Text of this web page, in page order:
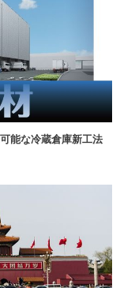
能な冷蔵倉庫新工法